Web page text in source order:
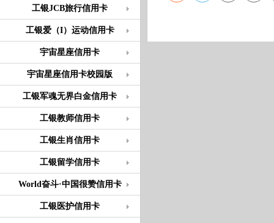
工银JCB旅行信用卡
工银爱（I）运动信用卡
宇宙星座信用卡
宇宙星座信用卡校园版
工银军魂无界白金信用卡
工银教师信用卡
工银生肖信用卡
工银留学信用卡
World奋斗·中国很赞信用卡
工银医护信用卡